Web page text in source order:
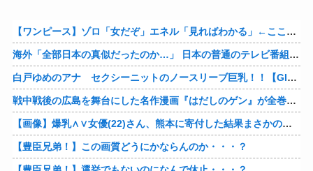
【ワンピース】ゾロ「女だぞ」エネル「見ればわかる」←ここ好きすぎるｗｗｗｗｗｗｗｗｗｗｗｗｗ
海外「全部日本の真似だったのか…」 日本の普通のテレビ番組が最新SNSの数十年先を行っていたと話題に
白戸ゆめのアナ セクシーニットのノースリーブ巨乳！！【GIF動画あり】
戦中戦後の広島を舞台にした名作漫画『はだしのゲン』が全巻50％オフで買える激安セール開催！！このチャンスを見逃すな！！
【画像】爆乳∧∨女優(22)さん、熊本に寄付した結果まさかの事態に・・・・・・
【豊臣兄弟！】この画質どうにかならんのか・・・？